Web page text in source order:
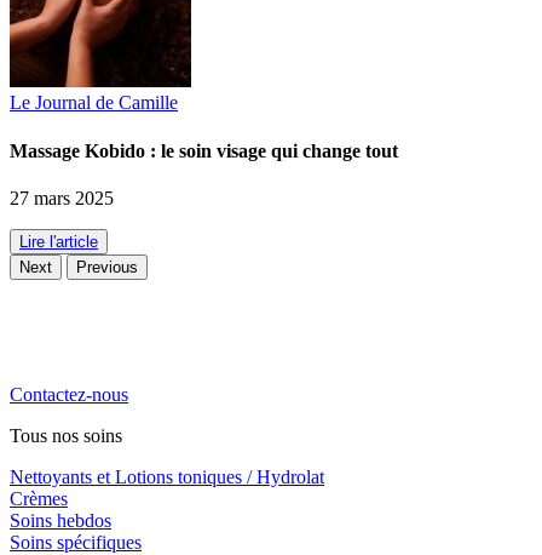
Le Journal de Camille
Massage Kobido : le soin visage qui change tout
27 mars 2025
Lire l'article
Next
Previous
Contactez-nous
Tous nos soins
Nettoyants et Lotions toniques / Hydrolat
Crèmes
Soins hebdos
Soins spécifiques